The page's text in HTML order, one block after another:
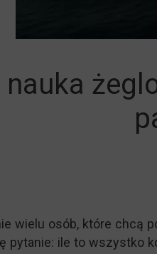
wielu osób, które chcą
pytanie: ile to